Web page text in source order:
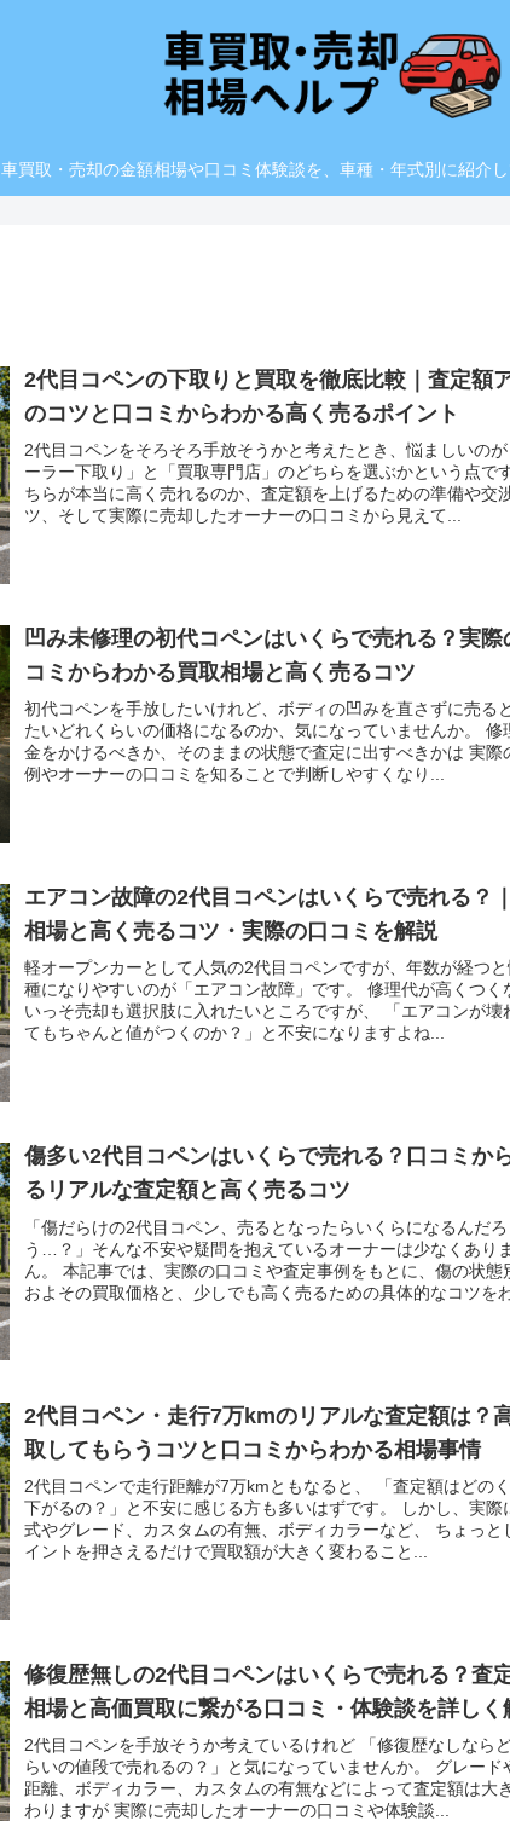
車買取・売却の金額相場や口コミ体験談を、車種・年式別に紹介し
2代目コペンの下取りと買取を徹底比較｜査定額
のコツと口コミからわかる高く売るポイント
2代目コペンをそろそろ手放そうかと考えたとき、悩ましいのが
ーラー下取り」と「買取専門店」のどちらを選ぶかという点で
ちらが本当に高く売れるのか、査定額を上げるための準備や交
ツ、そして実際に売却したオーナーの口コミから見えて...
凹み未修理の初代コペンはいくらで売れる？実際
コミからわかる買取相場と高く売るコツ
初代コペンを手放したいけれど、ボディの凹みを直さずに売る
たいどれくらいの価格になるのか、気になっていませんか。 修
金をかけるべきか、そのままの状態で査定に出すべきかは 実際
例やオーナーの口コミを知ることで判断しやすくなり...
エアコン故障の2代目コペンはいくらで売れる？
相場と高く売るコツ・実際の口コミを解説
軽オープンカーとして人気の2代目コペンですが、年数が経つ
種になりやすいのが「エアコン故障」です。 修理代が高くつく
いっそ売却も選択肢に入れたいところですが、 「エアコンが壊
てもちゃんと値がつくのか？」と不安になりますよね...
傷多い2代目コペンはいくらで売れる？口コミか
るリアルな査定額と高く売るコツ
「傷だらけの2代目コペン、売るとなったらいくらになるんだろ
う…？」そんな不安や疑問を抱えているオーナーは少なくあり
ん。 本記事では、実際の口コミや査定事例をもとに、傷の状態
およその買取価格と、少しでも高く売るための具体的なコツをわ
2代目コペン・走行7万kmのリアルな査定額は？
取してもらうコツと口コミからわかる相場事情
2代目コペンで走行距離が7万kmともなると、 「査定額はどの
下がるの？」と不安に感じる方も多いはずです。 しかし、実際
式やグレード、カスタムの有無、ボディカラーなど、 ちょっと
イントを押さえるだけで買取額が大きく変わること...
修復歴無しの2代目コペンはいくらで売れる？査
相場と高価買取に繋がる口コミ・体験談を詳しく
2代目コペンを手放そうか考えているけれど 「修復歴なしなら
らいの値段で売れるの？」と気になっていませんか。 グレード
距離、ボディカラー、カスタムの有無などによって査定額は大
わりますが 実際に売却したオーナーの口コミや体験談...